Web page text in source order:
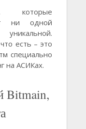
которые
ни одной
есть – это
специально
на АСИКах.
Bitmain,